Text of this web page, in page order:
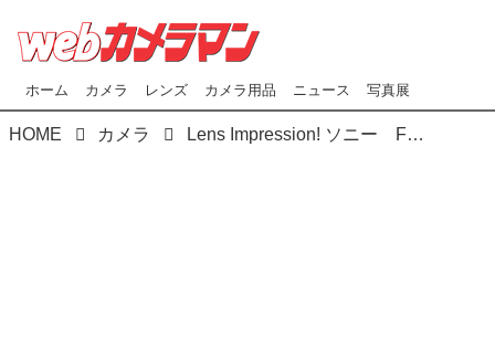
ホーム カメラ レンズ カメラ用品 ニュース 写真展
HOME カメラ Lens Impression! ソニー FE 85mmF1.4 GM Ⅱ ●実勢価格：29万5900円（税込） ●photo＆text:豊田慶記